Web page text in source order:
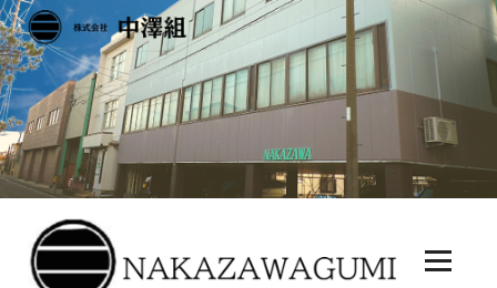
コ
ン
テ
ン
ツ
へ
ス
キ
ッ